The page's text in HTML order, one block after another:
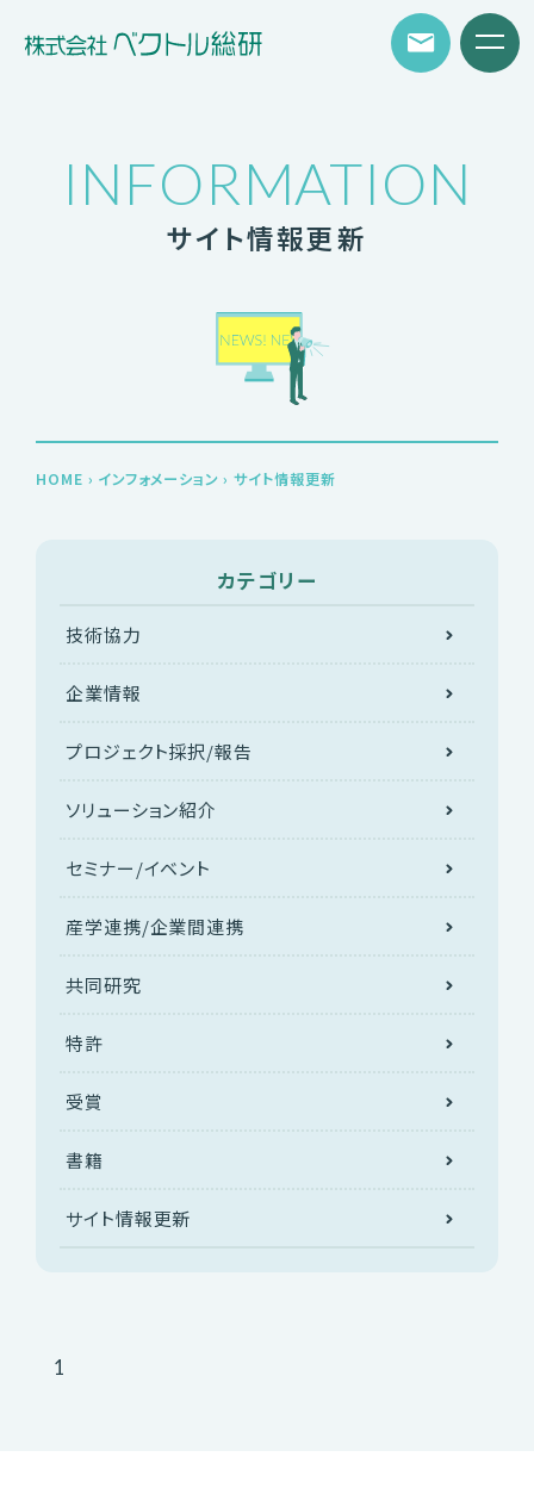
INFORMATION
サイト情報更新
HOME › インフォメーション › サイト情報更新
カテゴリー
技術協力
企業情報
プロジェクト採択/報告
ソリューション紹介
セミナー/イベント
産学連携/企業間連携
共同研究
特許
受賞
書籍
サイト情報更新
1